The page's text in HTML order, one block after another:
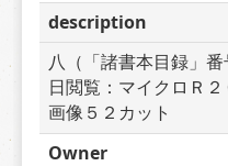
description
八（「諸書本目録」
日閲覧：マイクロＲ
画像５２カット
Owner